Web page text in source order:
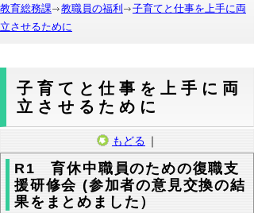
教育総務課
教職員の福利
子育てと仕事を上手に両
立させるために
子育てと仕事を上手に両
立させるために
もどる ｜
R1 育休中職員のための復職支
援研修会 (参加者の意見交換の結
果をまとめました）